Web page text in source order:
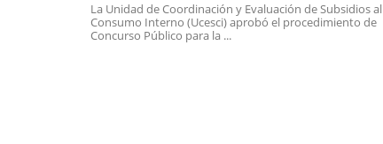
La Unidad de Coordinación y Evaluación de Subsidios al
Consumo Interno (Ucesci) aprobó el procedimiento de
Concurso Público para la ...